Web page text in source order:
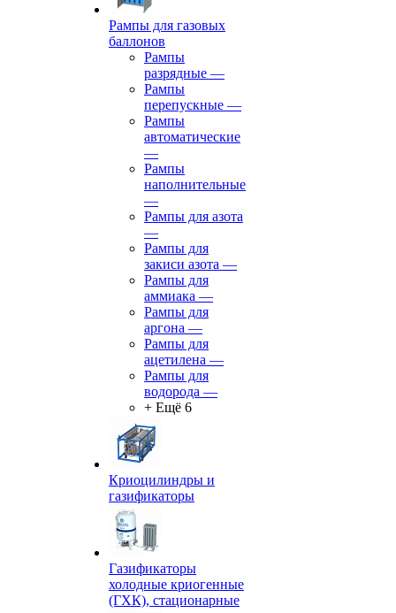
Рампы для газовых
баллонов
Рампы
разрядные —
Рампы
перепускные —
Рампы
автоматические
—
Рампы
наполнительные
—
Рампы для азота
—
Рампы для
закиси азота —
Рампы для
аммиака —
Рампы для
аргона —
Рампы для
ацетилена —
Рампы для
водорода —
+ Ещё 6
Криоцилиндры и
газификаторы
Газификаторы
холодные криогенные
(ГХК), стационарные